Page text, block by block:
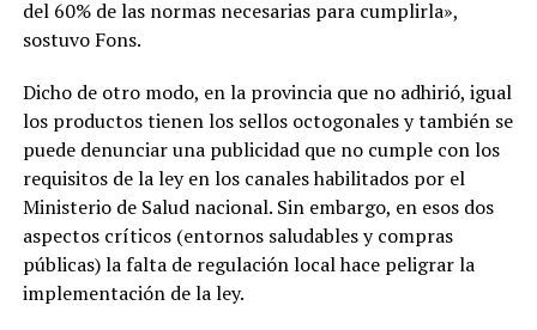
del 60% de las normas necesarias para cumplirla»,
sostuvo Fons.
Dicho de otro modo, en la provincia que no adhirió, igual
los productos tienen los sellos octogonales y también se
puede denunciar una publicidad que no cumple con los
requisitos de la ley en los canales habilitados por el
Ministerio de Salud nacional. Sin embargo, en esos dos
aspectos críticos (entornos saludables y compras
públicas) la falta de regulación local hace peligrar la
implementación de la ley.